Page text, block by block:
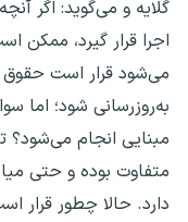
گلایه و می‌گوید: اگر
اجرا قرار گیرد، ممکن
به‌روزرسانی شود؛ اما
مبنایی انجام
متفاوت بوده و حتی
دارد. حالا چطور قرار